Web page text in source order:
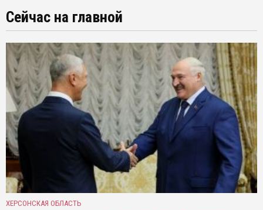
Сейчас на главной
ХЕРСОНСКАЯ ОБЛАСТЬ